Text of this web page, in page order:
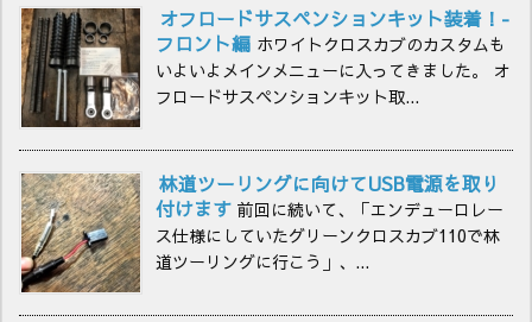
オフロードサスペンションキット装着！-
フロント編 ホワイトクロスカブのカスタムも
いよいよメインメニューに入ってきました。 オ
フロードサスペンションキット取...
林道ツーリングに向けてUSB電源を取り
付けます 前回に続いて、「エンデューロレー
ス仕様にしていたグリーンクロスカブ110で林
道ツーリングに行こう」、...